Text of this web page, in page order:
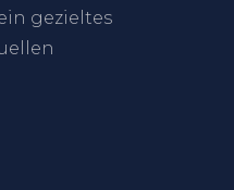
gezieltes